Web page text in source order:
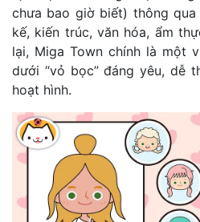
chưa bao giờ biết) thông
kế, kiến trúc, văn hóa, ẩm
lại, Miga Town chính là một
dưới “vỏ bọc” đáng yêu, dễ
hoạt hình.